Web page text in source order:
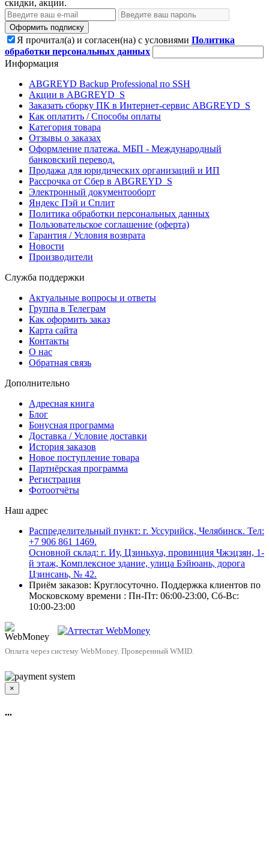
скидки, акции.
Оформить подписку
Я прочитал(а) и согласен(на) с условиями Политика
обработки персональных данных
Информация
ABGREYD Backup Professional по SSH
Акции в ABGREYD_S
Заказать сборку ПК в Интернет-сервис ABGREYD_S
Как оплатить / Способы оплаты
Категория товара
Отзывы о заказах
Оформление платежа. МБП - Международный
банковский перевод.
Продажа для юридических организаций и ИП
Рассрочка от Сбер в ABGREYD_S
Электронный документооборт
Яндекс Пэй и Сплит
Политика обработки персональных данных
Пользовательское соглашение (оферта)
Гарантия / Условия возврата
Новости
Производители
Служба поддержки
Актуальные вопросы и ответы
Группа в Телеграм
Как оформить заказ
Карта сайта
Контакты
О нас
Обратная связь
Дополнительно
Адресная книга
Блог
Бонусная программа
Доставка / Условие доставки
История заказов
Новое поступление товара
Партнёрская программа
Регистрация
Фотоотчёты
Наш адрес
Распределительный пункт: г. Уссурийск, Челябинск. Тел:
+7 906 861 1469.
Основной склад: г. Иу, Цзиньхуа, провинция Чжэцзян, 1-
й этаж, Комплексное здание, улица Бэйюань, дорога
Цзинсань, № 42.
Приём заказов: Круглосуточно. Поддержка клиентов по
Московскому времени : Пн-Пт: 06:00-23:00, Сб-Вс:
10:00-23:00
Оплата через систему WebMoney. Проверенный WMID.
×
...